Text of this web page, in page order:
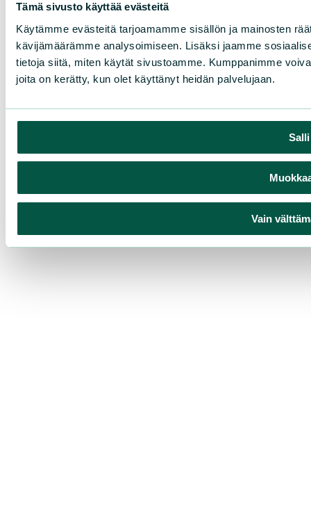
Tämä sivusto käyttää evästeitä
Käytämme evästeitä tarjoamamme sisällön ja mainosten
kävijämäärämme analysoimiseen. Lisäksi jaamme
tietoja siitä, miten käytät sivustoamme. Kumppanimme
joita on kerätty, kun olet käyttänyt heidän palvelujaan.
Vain